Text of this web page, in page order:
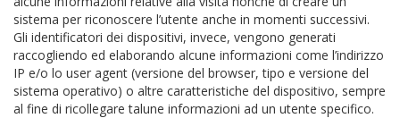
sistema per riconoscere l’utente anche in momenti successivi.
Gli identificatori dei dispositivi, invece, vengono generati
raccogliendo ed elaborando alcune informazioni come l’indirizzo
IP e/o lo user agent (versione del browser, tipo e versione del
sistema operativo) o altre caratteristiche del dispositivo, sempre
al fine di ricollegare talune informazioni ad un utente specifico.